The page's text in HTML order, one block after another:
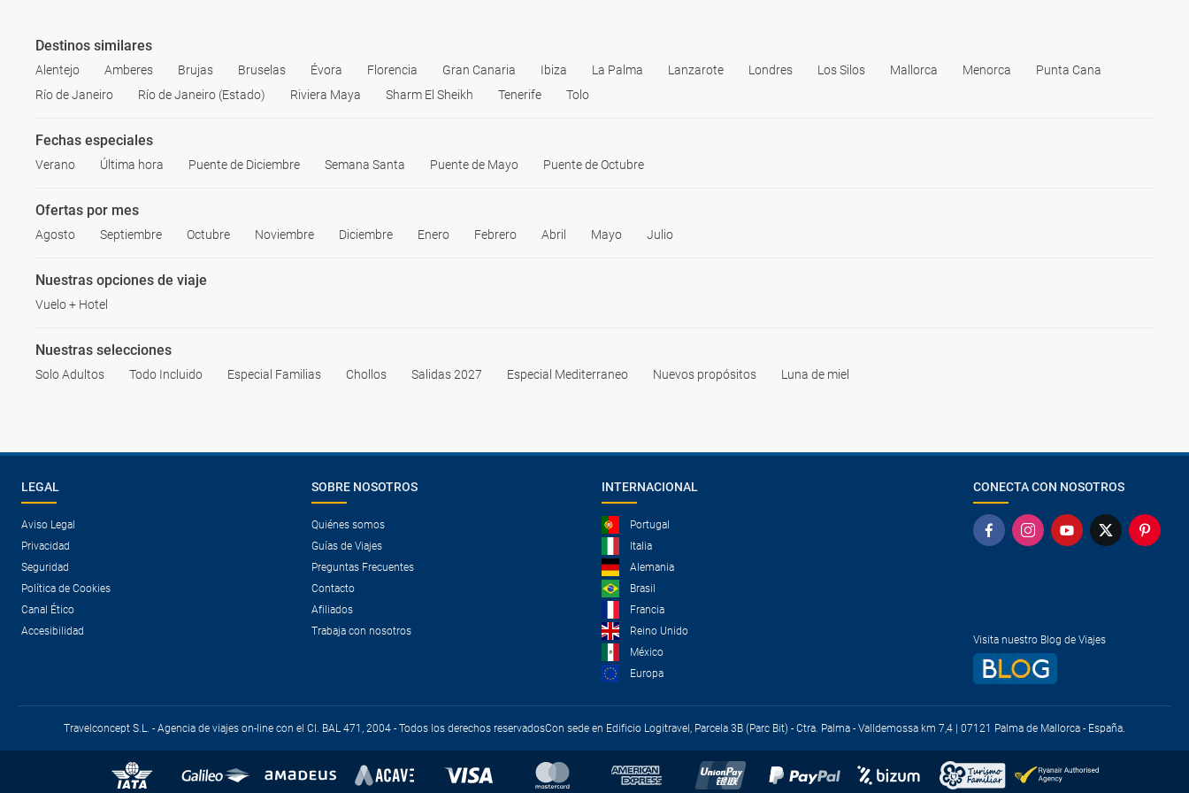
Destinos similares
Alentejo Amberes Brujas Bruselas Évora Florencia Gran Canaria Ibiza La Palma Lanzarote Londres Los Silos Mallorca Menorca
Punta Cana
Río de Janeiro
Río de Janeiro (Estado) Riviera Maya Sharm El Sheikh Tenerife Tolo
Fechas especiales
Verano Última hora Puente de Diciembre Semana Santa Puente de Mayo Puente de Octubre
Ofertas por mes
Agosto Septiembre Octubre Noviembre Diciembre Enero Febrero Abril Mayo Julio
Nuestras opciones de viaje
Vuelo + Hotel
Nuestras selecciones
Solo Adultos Todo Incluido Especial Familias Chollos Salidas 2027 Especial Mediterraneo Nuevos propósitos Luna de miel
LEGAL
Aviso Legal
Privacidad
Seguridad
Política de Cookies
Canal Ético
Accesibilidad
SOBRE NOSOTROS
Quiénes somos
Guías de Viajes
Preguntas Frecuentes
Contacto
Afiliados
Trabaja con nosotros
INTERNACIONAL
Portugal
Italia
Alemania
Brasil
Francia
Reino Unido
México
Europa
CONECTA CON NOSOTROS
Visita nuestro Blog de Viajes
Travelconcept S.L. - Agencia de viajes on-line con el CI. BAL 471, 2004 - Todos los derechos reservadosCon sede en Edificio Logitravel, Parcela 3B (Parc Bit) - Ctra. Palma - Valldemossa km 7,4 | 07121 Palma de Mallorca - España.